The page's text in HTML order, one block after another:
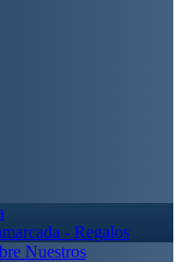
- Regalos
Nuestros